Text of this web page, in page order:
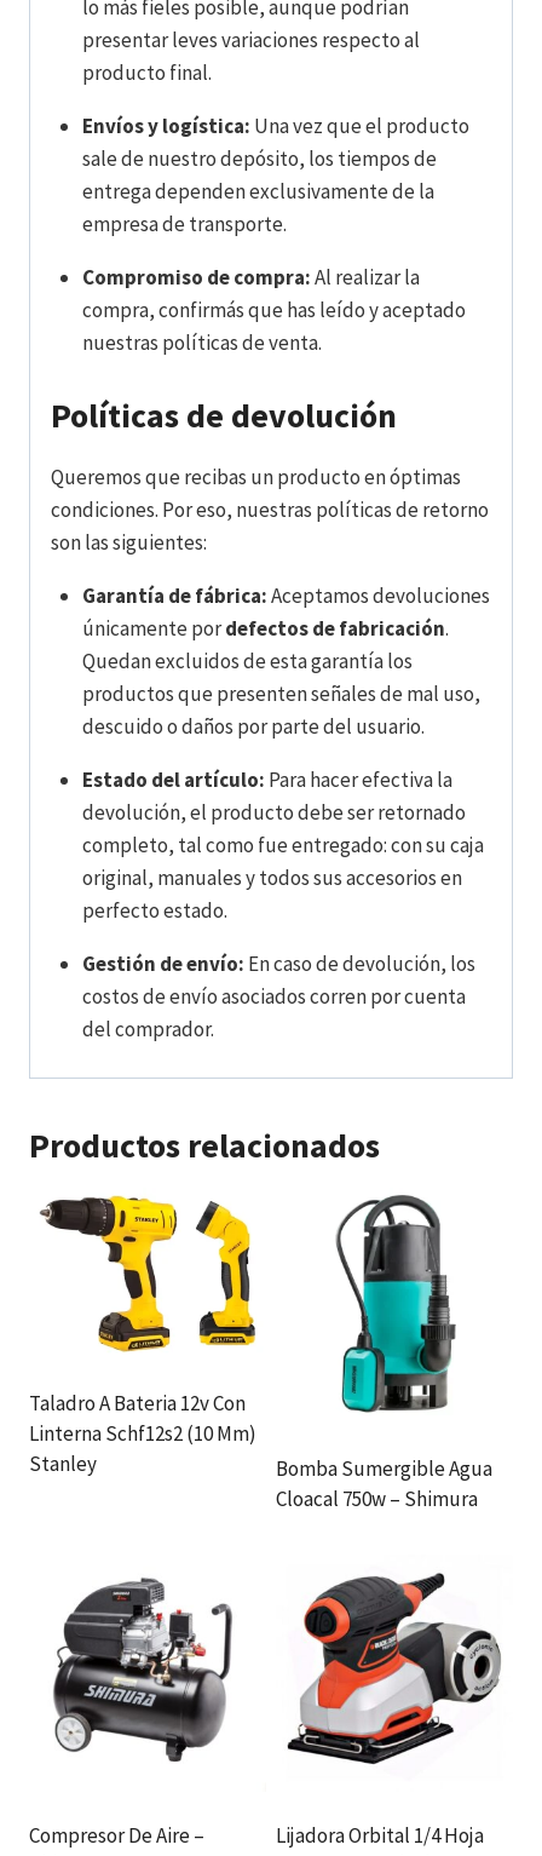
lo más fieles posible, aunque podrían
presentar leves variaciones respecto al
producto final.
Envíos y logística: Una vez que el producto
sale de nuestro depósito, los tiempos de
entrega dependen exclusivamente de la
empresa de transporte.
Compromiso de compra:Al realizar la
compra, confirmás que has leído y aceptado
nuestras políticas de venta.
Políticas de devolución
Queremos que recibas un producto en óptimas
condiciones. Por eso, nuestras políticas de retorno
son las siguientes:
Garantía de fábrica:Aceptamos devoluciones
únicamente pordefectos de fabricación.
Quedan excluidos de esta garantía los
productos que presenten señales de mal uso,
descuido o daños por parte del usuario.
Estado del artículo: Para hacer efectiva la
devolución, el producto debe ser retornado
completo, tal como fue entregado: con su caja
original, manuales y todos sus accesorios en
perfecto estado.
Gestión de envío: En caso de devolución, los
costos de envío asociados corren por cuenta
del comprador.
Productos relacionados
Taladro A Bateria 12v Con
Linterna Schf12s2 (10 Mm)
Stanley
Bomba Sumergible Agua
Cloacal 750w – Shimura
Compresor De Aire –
Lijadora Orbital 1/4 Hoja